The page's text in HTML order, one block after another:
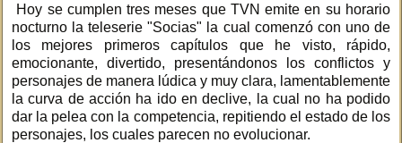
Hoy se cumplen tres meses que TVN emite en su horario
nocturno la teleserie "Socias" la cual comenzó con uno de
los mejores primeros capítulos que he visto, rápido,
emocionante, divertido, presentándonos los conflictos y
personajes de manera lúdica y muy clara, lamentablemente
la curva de acción ha ido en declive, la cual no ha podido
dar la pelea con la competencia, repitiendo el estado de los
personajes, los cuales parecen no evolucionar.